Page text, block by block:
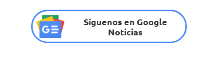
Síguenos en Google
Noticias